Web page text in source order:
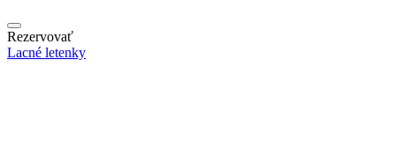
Rezervovať
Lacné letenky